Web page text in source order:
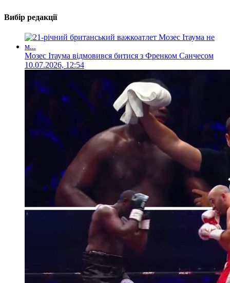
Вибір редакції
Мозес Ітаума відмовився битися з Френком Санчесом
10.07.2026, 12:54